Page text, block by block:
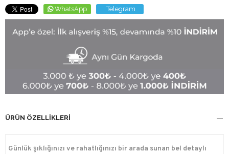
WhatsApp Telegram
ÜRÜN ÖZELLIKLERI
Günlük şıklığınızı ve rahatlığınızı bir arada sunan bel detaylı